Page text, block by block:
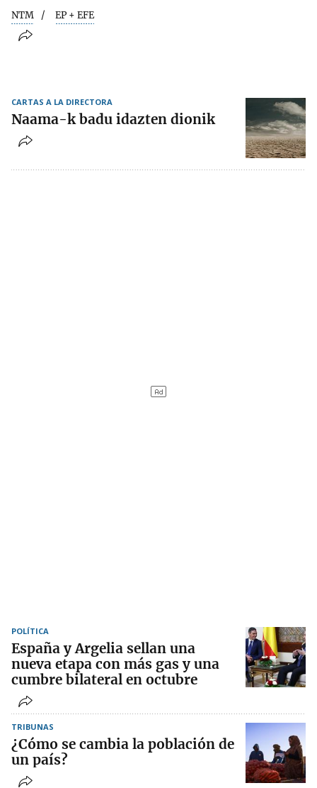
NTM EP + EFE
CARTAS A LA DIRECTORA
Naama-k badu idazten dionik
POLÍTICA
España y Argelia sellan una
nueva etapa con más gas y una
cumbre bilateral en octubre
TRIBUNAS
¿Cómo se cambia la población de
un país?